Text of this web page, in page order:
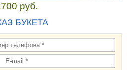
руб.
БУКЕТА